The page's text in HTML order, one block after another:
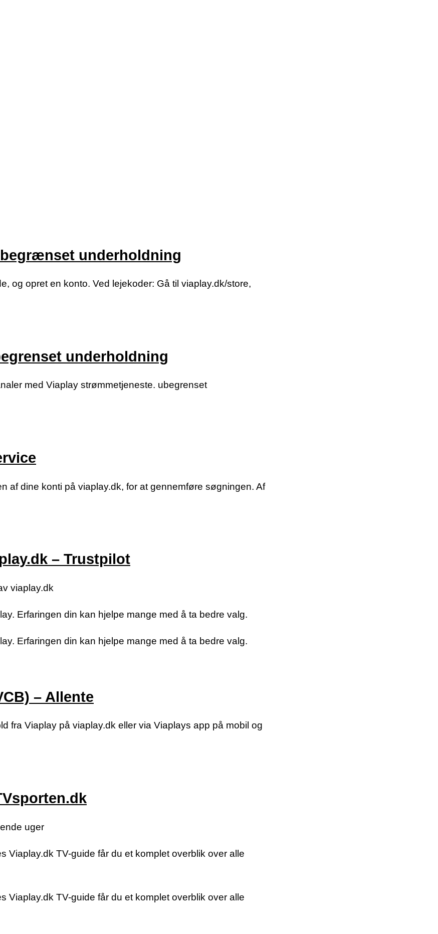
underholdning
og opret en konto. Ved lejekoder: Gå til viaplay.dk/store,
underholdning
med Viaplay strømmetjeneste. ubegrenset
dine konti på viaplay.dk, for at gennemføre søgningen. Af
– Trustpilot
viaplay.dk
Erfaringen din kan hjelpe mange med å ta bedre valg.
Erfaringen din kan hjelpe mange med å ta bedre valg.
– Allente
fra Viaplay på viaplay.dk eller via Viaplays app på mobil og
uger
Viaplay.dk TV-guide får du et komplet overblik over alle
Viaplay.dk TV-guide får du et komplet overblik over alle